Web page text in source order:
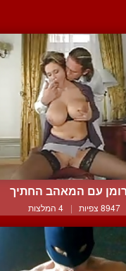
עם המאהב החתיך
8947 צפיות | 4 המלצות